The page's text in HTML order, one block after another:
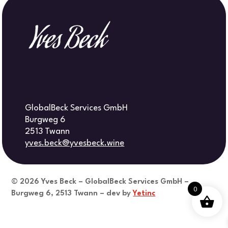
GlobalBeck Services GmbH
Burgweg 6
2513 Twann
yves.beck@yvesbeck.wine
© 2026Yves Beck – GlobalBeck Services GmbH –
Burgweg 6, 2513 Twann – dev byYetinc
0